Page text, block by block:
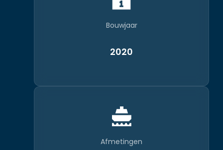
Bouwjaar
2020
Afmetingen